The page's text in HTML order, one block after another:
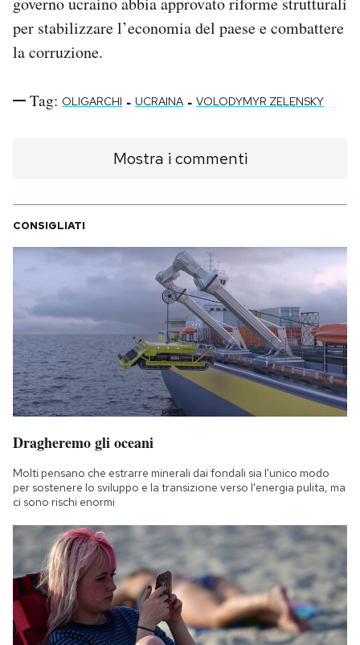
per stabilizzare l’economia del paese e combattere
la corruzione.
Tag: OLIGARCHI - UCRAINA - VOLODYMYR ZELENSKY
Mostra i commenti
CONSIGLIATI
Dragheremo gli oceani
Molti pensano che estrarre minerali dai fondali sia l'unico modo
per sostenere lo sviluppo e la transizione verso l'energia pulita, ma
ci sono rischi enormi